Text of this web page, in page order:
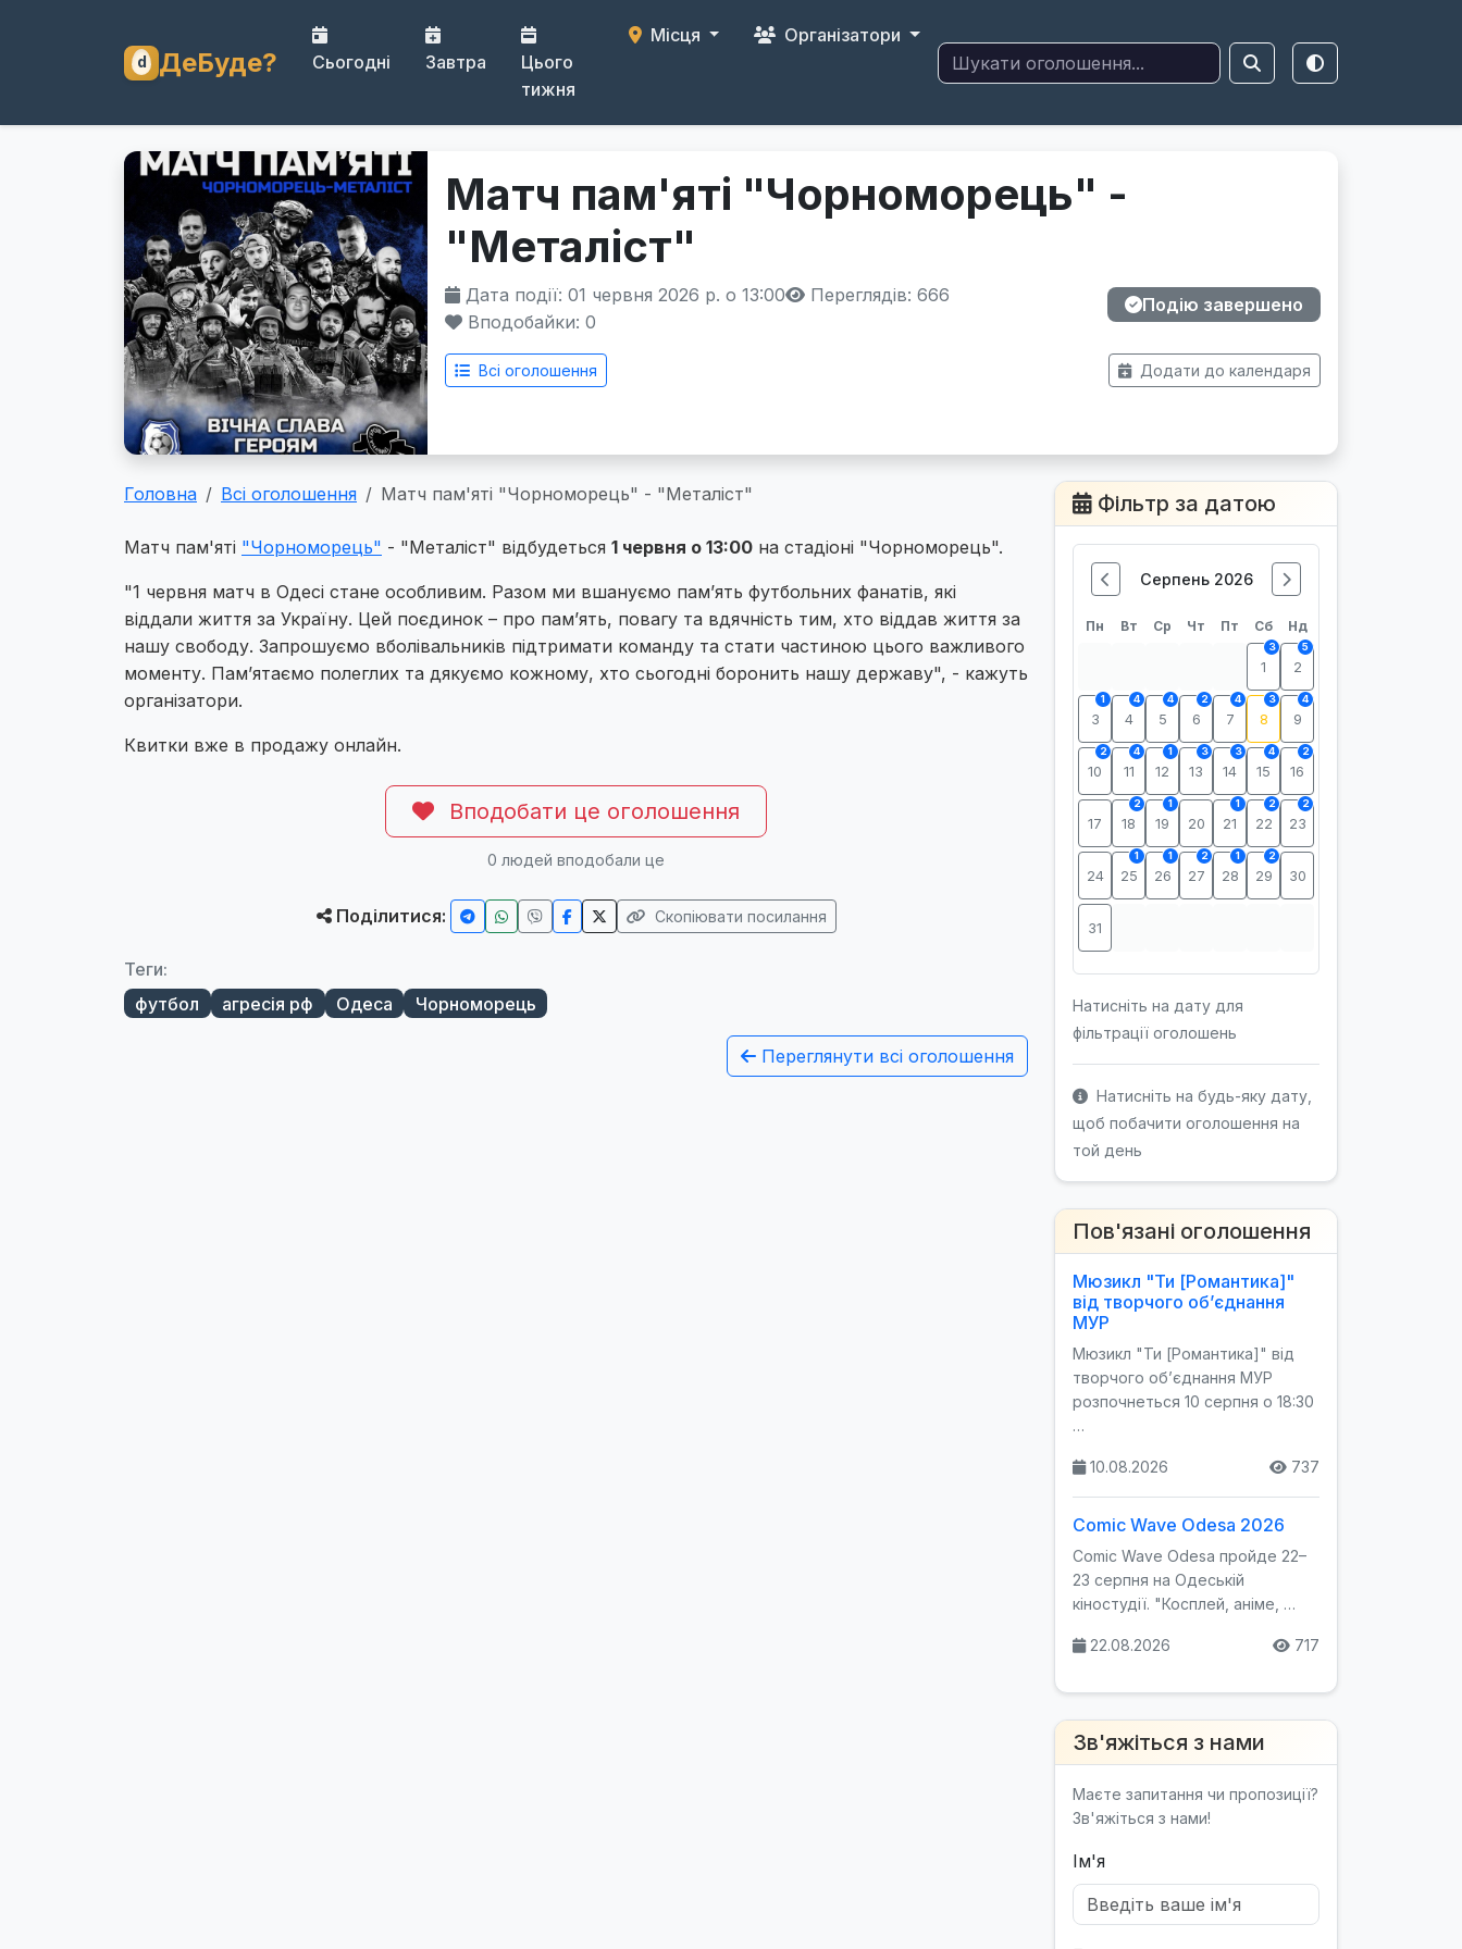
ДеБуде? Сьогодні Завтра
Цього
тижня
Місця Організатори
Матч пам'яті "Чорноморець" -
"Металіст"
Дата події: 01 червня 2026 р. о 13:00
Переглядів: 666
Вподобайки: 0
Подію завершено
Всі оголошення Додати до календаря
Головна Всі оголошення Матч пам'яті "Чорноморець" - "Металіст"
Матч пам'яті "Чорноморець" - "Металіст" відбудеться 1 червня о 13:00 на стадіоні "Чорноморець".
"1 червня матч в Одесі стане особливим. Разом ми вшануємо памʼять футбольних фанатів, які
віддали життя за Україну. Цей поєдинок – про памʼять, повагу та вдячність тим, хто віддав життя за
нашу свободу. Запрошуємо вболівальників підтримати команду та стати частиною цього важливого
моменту. Памʼятаємо полеглих та дякуємо кожному, хто сьогодні боронить нашу державу", - кажуть
організатори.
Квитки вже в продажу онлайн.
Вподобати це оголошення
0 людей вподобали це
Поділитися: Скопіювати посилання
Теги:
футбол
агресія рф Одеса Чорноморець
Переглянути всі оголошення
Фільтр за датою
Серпень 2026
Пн Вт Ср Чт Пт Сб Нд
1
3
2
5
3
1
4
4
5
4
6
2
7
4
8
3
9
4
10
2
11
4
12
1
13
3
14
3
15
4
16
2
17 18
2
19
1
20 21
1
22
2
23
2
24 25
1
26
1
27
2
28
1
29
2
30
31
Натисніть на дату для
фільтрації оголошень
Натисніть на будь-яку дату,
щоб побачити оголошення на
той день
Пов'язані оголошення
Мюзикл "Ти [Романтика]"
від творчого об’єднання
МУР
Мюзикл "Ти [Романтика]" від
творчого об’єднання МУР
розпочнеться 10 серпня о 18:30
…
10.08.2026 737
Comic Wave Odesa 2026
Comic Wave Odesa пройде 22–
23 серпня на Одеській
кіностудії. "Косплей, аніме, …
22.08.2026 717
Зв'яжіться з нами
Маєте запитання чи пропозиції?
Зв'яжіться з нами!
Ім'я